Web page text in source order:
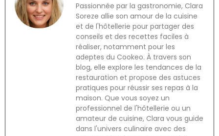
Passionnée par la gastronomie, Clara
Soreze allie son amour de la cuisine
et de l'hôtellerie pour partager des
conseils et des recettes faciles à
réaliser, notamment pour les
adeptes du Cookeo. À travers son
blog, elle explore les tendances de la
restauration et propose des astuces
pratiques pour réussir ses repas à la
maison. Que vous soyez un
professionnel de l'hôtellerie ou un
amateur de cuisine, Clara vous guide
dans l'univers culinaire avec des